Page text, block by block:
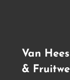
Van
&